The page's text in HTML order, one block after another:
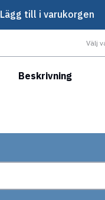
Lägg till i varukorgen
Välj
Beskrivning